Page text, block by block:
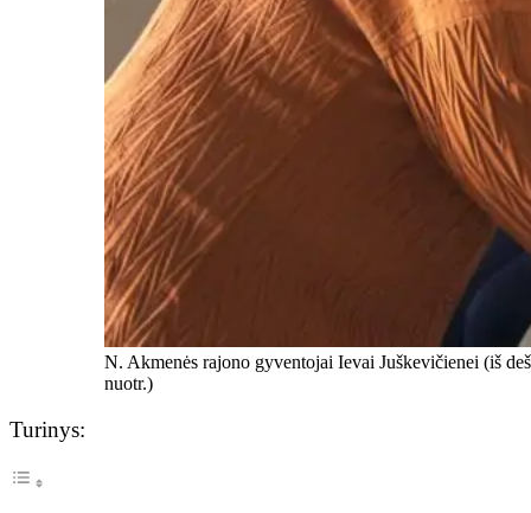
N. Akmenės rajono gyventojai Ievai Juškevičienei (iš
nuotr.)
Turinys: